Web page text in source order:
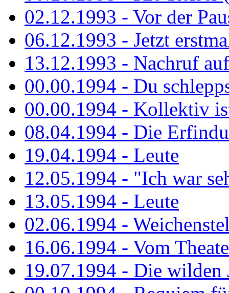
02.12.1993 - Vor der
06.12.1993 - Jetzt
13.12.1993 - Nachruf
00.00.1994 - Du
00.00.1994 - Kollektiv
08.04.1994 - Die
19.04.1994 - Leute
12.05.1994 - "Ich war
13.05.1994 - Leute
02.06.1994 -
16.06.1994 - Vom
19.07.1994 - Die wilden